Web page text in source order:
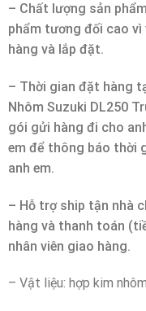
– Chất lượng sản
phẩm tương đối cao
hàng và lắp đặt.
– Thời gian đặt hàng
Nhôm Suzuki DL250
gói gửi hàng đi cho
em để thông báo thời
anh em.
– Hỗ trợ ship tận nhà
hàng và thanh toán
nhân viên giao hàng.
– Vật liệu: hợp kim